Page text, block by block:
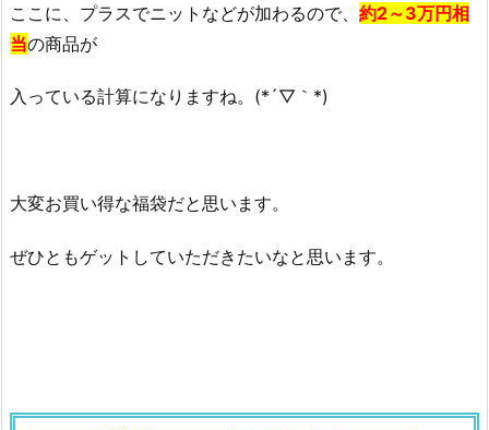
ここに、プラスでニットなどが加わるので、 約2～3万円相
当の商品が
入っている計算になりますね。(*´▽｀*)
大変お買い得な福袋だと思います。
ぜひともゲットしていただきたいなと思います。